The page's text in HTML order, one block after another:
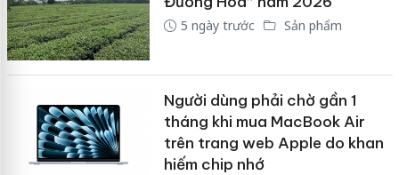
5 ngày trước Sản phẩm
Người dùng phải chờ gần 1
tháng khi mua MacBook Air
trên trang web Apple do khan
hiếm chip nhớ